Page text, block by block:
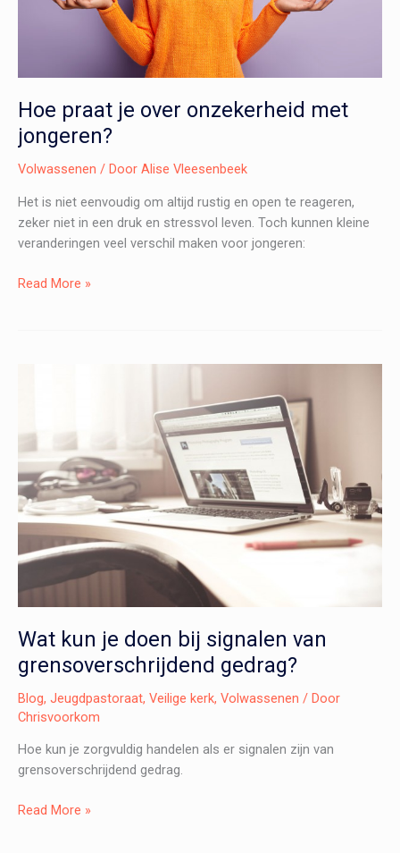
Hoe praat je over onzekerheid met
jongeren?
Volwassenen / Door Alise Vleesenbeek
Het is niet eenvoudig om altijd rustig en open te reageren,
zeker niet in een druk en stressvol leven. Toch kunnen kleine
veranderingen veel verschil maken voor jongeren:
Hoe
Read More »
Wat kun je doen bij signalen van
grensoverschrijdend gedrag?
Blog, Jeugdpastoraat, Veilige kerk, Volwassenen / Door
Chrisvoorkom
Hoe kun je zorgvuldig handelen als er signalen zijn van
grensoverschrijdend gedrag.
Wat
Read More »